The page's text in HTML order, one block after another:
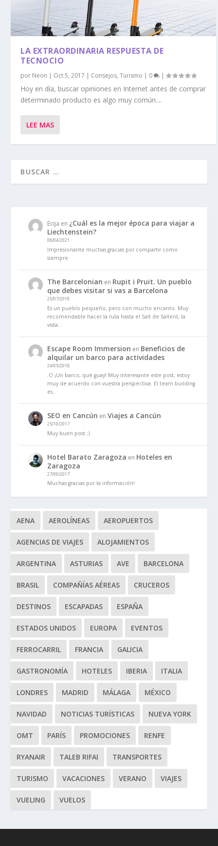
LA EXTRAORDINARIA RESPUESTA DE
TECNOCIO
por Neon | Oct 5, 2017 | Consejos,Turismo | 0 |
Hoy en día, buscar opiniones en Internet antes de comprar
determinado producto es algo muy común....
LEE MAS
Ecija en ¿Cuál es la mejor época para viajar a
Liechtenstein?
08/04/2021
Impresionante muchas gracias por compartir como
siempre
The Barcelonian en Rupit i Pruit. Un pueblo
que debes visitar si vas a Barcelona
25/07/2019
Es un pueblo pequeño, pero con mucho encanto. Muy
recomendable hacer la ruta hasta el Salt de Sallent, la
vista…
Escape Room Immersion en Beneficios de
alquilar un barco para actividades
24/05/2018
:O ¡Un barco, qué guay! Muy interesante este post, estoy
muy de acuerdo con vuestra perspectiva. El team building
es…
SEO en Cancún enViajes a Cancún
25/10/2017
Muy buen post ;)
Hotel Barato Zaragoza en Hoteles en
Zaragoza
27/09/2017
Muchas gracias por la información!
AENA AEROLÍNEAS AEROPUERTOS
AGENCIAS DE VIAJES ALOJAMIENTOS
ARGENTINA ASTURIAS AVE BARCELONA
BRASIL COMPAÑÍAS AÉREAS CRUCEROS
DESTINOS ESCAPADAS ESPAÑA
ESTADOS UNIDOS EUROPA EVENTOS
FERROCARRIL FRANCIA GALICIA
GASTRONOMÍA HOTELES IBERIA ITALIA
LONDRES MADRID MÁLAGA MÉXICO
NAVIDAD NOTICIAS TURÍSTICAS NUEVA YORK
OMT PARÍS PROMOCIONES RENFE
RYANAIR TALEB RIFAI TRANSPORTES
TURISMO VACACIONES VERANO VIAJES
VUELING VUELOS